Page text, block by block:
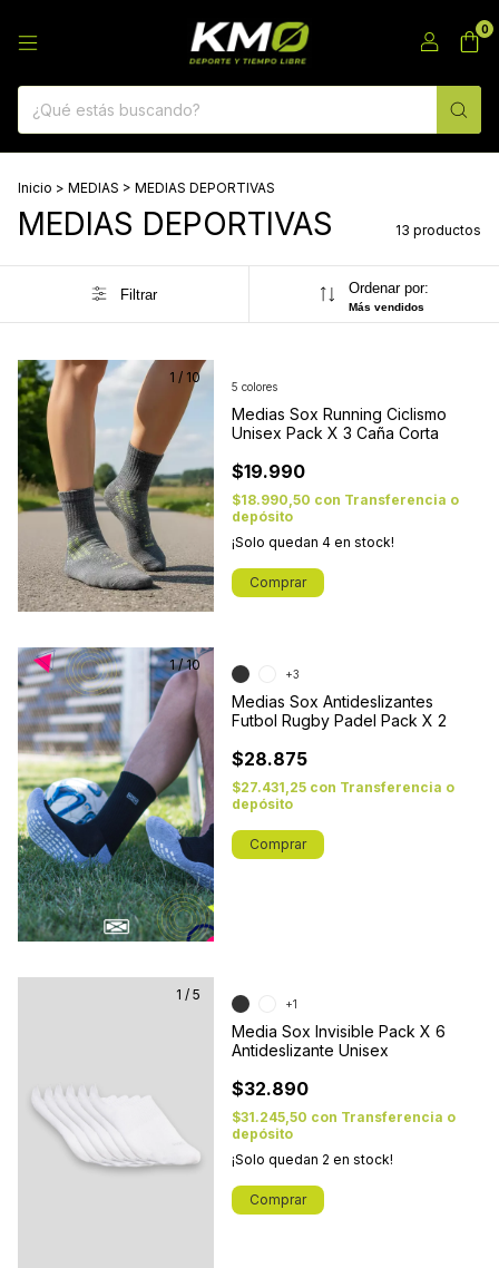
0
Inicio > MEDIAS > MEDIAS DEPORTIVAS
MEDIAS DEPORTIVAS 13 productos
Filtrar Ordenar por:
Más vendidos
1 / 10
Medias Sox Running Ciclismo
Unisex Pack X 3 Caña Corta
$19.990
$18.990,50 con Transferencia o
depósito
¡Solo quedan 4 en stock!
5 colores
Comprar
1/10
Medias Sox Antideslizantes
Futbol Rugby Padel Pack X 2
$28.875
$27.431,25 con Transferencia o
depósito
+3
Comprar
1 / 5
Media Sox Invisible Pack X 6
Antideslizante Unisex
$32.890
$31.245,50 con Transferencia o
depósito
¡Solo quedan 2 en stock!
+1
Comprar